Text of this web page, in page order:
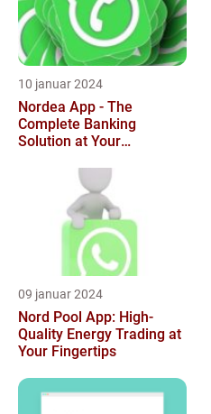
10 januar 2024
Nordea App - The
Complete Banking
Solution at Your
09 januar 2024
Nord Pool App: High-
Quality Energy Trading at
Your Fingertips